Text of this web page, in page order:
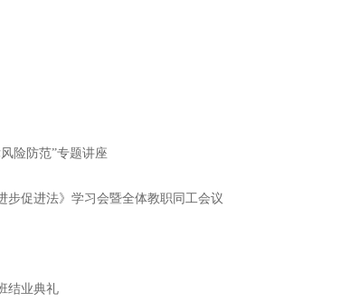
险防范”专题讲座
步促进法》学习会暨全体教职同工会议
结业典礼